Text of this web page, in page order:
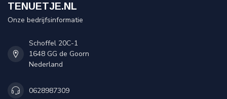
TENUETJE.NL
Onze bedrijfsinformatie
Schoffel 20C-1
1648 GG de Goorn
Nederland
0628987309